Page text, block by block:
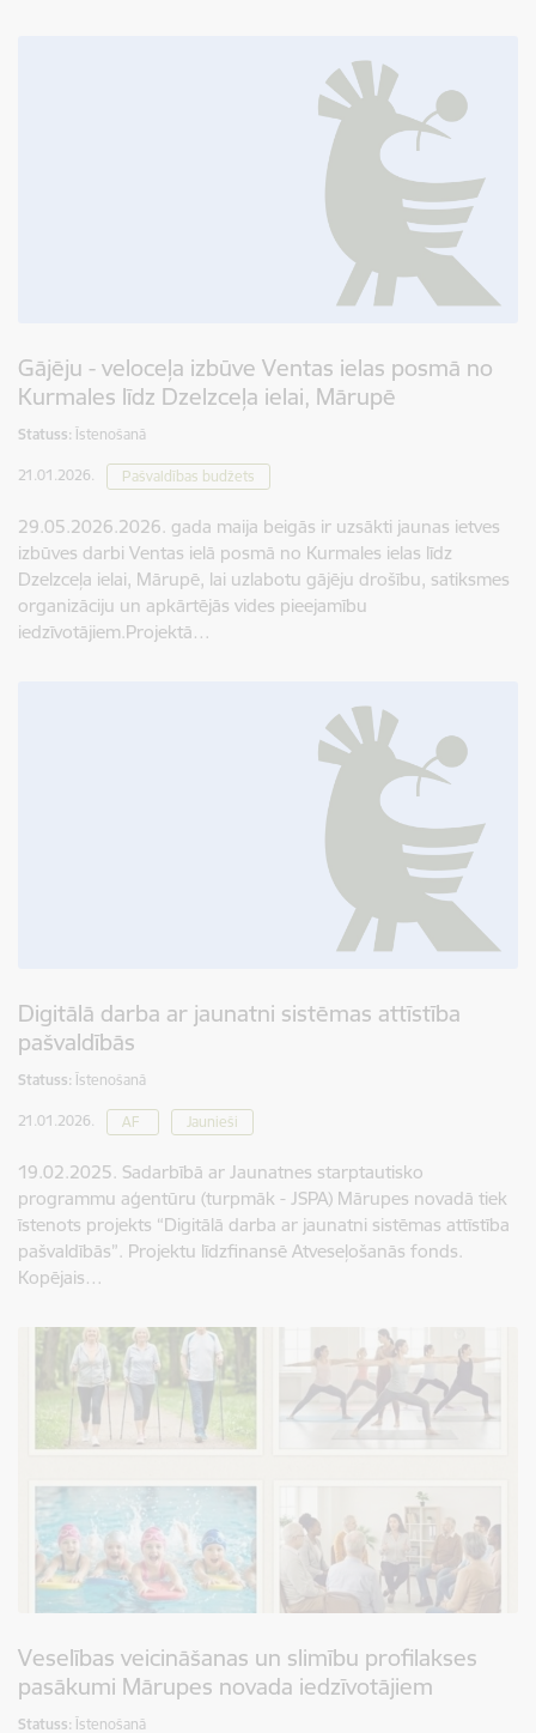
Gājēju - veloceļa izbūve Ventas ielas posmā no
Kurmales līdz Dzelzceļa ielai, Mārupē
Statuss: Īstenošanā
21.01.2026. Pašvaldības budžets
29.05.2026.2026. gada maija beigās ir uzsākti jaunas ietves
izbūves darbi Ventas ielā posmā no Kurmales ielas līdz
Dzelzceļa ielai, Mārupē, lai uzlabotu gājēju drošību, satiksmes
organizāciju un apkārtējās vides pieejamību
iedzīvotājiem.Projektā…
Digitālā darba ar jaunatni sistēmas attīstība
pašvaldībās
Statuss: Īstenošanā
21.01.2026. AF Jaunieši
19.02.2025. Sadarbībā ar Jaunatnes starptautisko
programmu aģentūru (turpmāk - JSPA) Mārupes novadā tiek
īstenots projekts “Digitālā darba ar jaunatni sistēmas attīstība
pašvaldībās”. Projektu līdzfinansē Atveseļošanās fonds.
Kopējais…
Veselības veicināšanas un slimību profilakses
pasākumi Mārupes novada iedzīvotājiem
Statuss: Īstenošanā